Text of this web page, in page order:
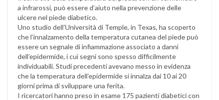
a infrarossi, può essere d’aiuto nella prevenzione delle
ulcere nel piede diabetico.
Uno studio dell’Università di Temple, in Texas, ha scoperto
che l’innalzamento della temperatura cutanea del piede può
essere un segnale di infiammazione associato a danni
dell’epidermide, i cui segni sono spesso difficilmente
individuabili. Studi precedenti avevano messo in evidenza
che la temperatura dell’epidermide si innalza dai 10 ai 20
giorni prima di sviluppare una ferita.
I ricercatori hanno preso in esame 175 pazienti diabetici con